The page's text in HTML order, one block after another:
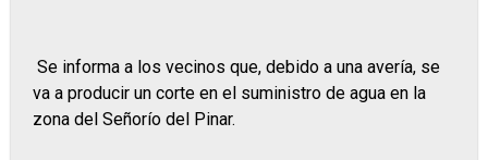
Se informa a los vecinos que, debido a una avería, se
va a producir un corte en el suministro de agua en la
zona del Señorío del Pinar.